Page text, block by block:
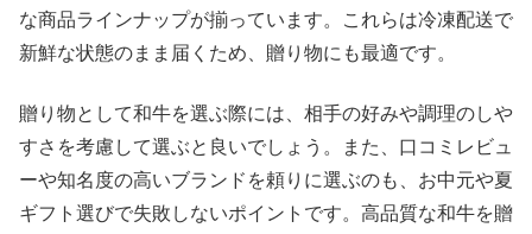
な商品ラインナップが揃っています。これらは冷凍配送で
新鮮な状態のまま届くため、贈り物にも最適です。
贈り物として和牛を選ぶ際には、相手の好みや調理のしや
すさを考慮して選ぶと良いでしょう。また、口コミレビュ
ーや知名度の高いブランドを頼りに選ぶのも、お中元や夏
ギフト選びで失敗しないポイントです。高品質な和牛を贈